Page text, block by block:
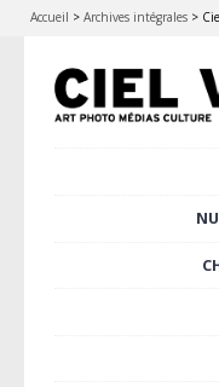
Accueil > Archives intégrales >